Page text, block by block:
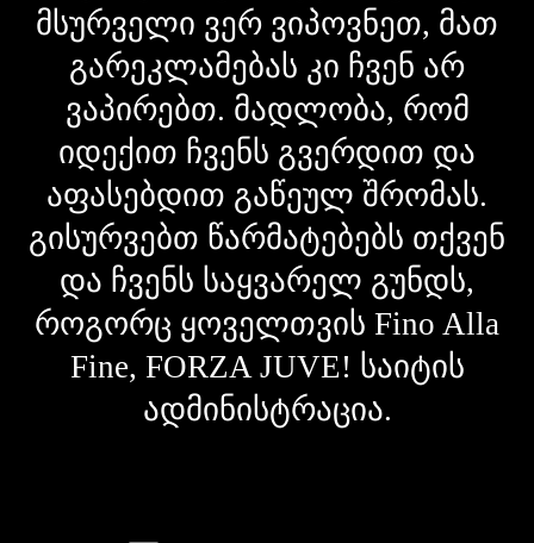
მსურველი ვერ ვიპოვნეთ, მათ
გარეკლამებას კი ჩვენ არ
ვაპირებთ. მადლობა, რომ
იდექით ჩვენს გვერდით და
აფასებდით გაწეულ შრომას.
გისურვებთ წარმატებებს თქვენ
და ჩვენს საყვარელ გუნდს,
როგორც ყოველთვის Fino Alla
Fine, FORZA JUVE! საიტის
ადმინისტრაცია.